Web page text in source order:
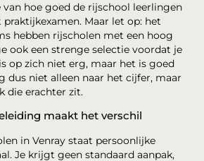
hoe goed de rijschool leerlingen
Maar let op: het
hebben rijscholen met een hoog
ook een strenge selectie voordat je
op zich niet erg, maar het is goed
dus niet alleen naar het cijfer, maar
die erachter zit.
maakt het verschil
in Venray staat persoonlijke
Je krijgt geen standaard aanpak,